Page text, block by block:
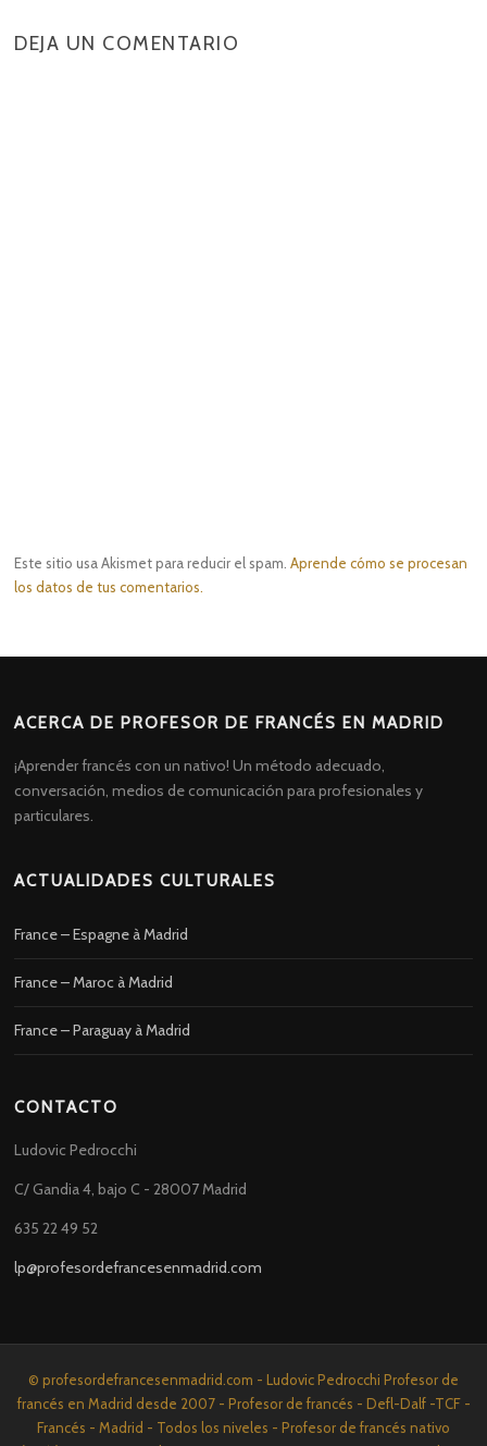
DEJA UN COMENTARIO
Este sitio usa Akismet para reducir el spam.Aprende cómo se procesan
los datos de tus comentarios.
ACERCA DE PROFESOR DE FRANCÉS EN MADRID
¡Aprender francés con un nativo! Un método adecuado,
conversación, medios de comunicación para profesionales y
particulares.
ACTUALIDADES CULTURALES
France – Espagne à Madrid
France – Maroc à Madrid
France – Paraguay à Madrid
CONTACTO
Ludovic Pedrocchi
C/ Gandia 4, bajo C - 28007 Madrid
635 22 49 52
lp@profesordefrancesenmadrid.com
© profesordefrancesenmadrid.com - Ludovic Pedrocchi Profesor de
francés en Madrid desde 2007 - Profesor de francés - Defl-Dalf -TCF -
Francés - Madrid - Todos los niveles - Profesor de francés nativo